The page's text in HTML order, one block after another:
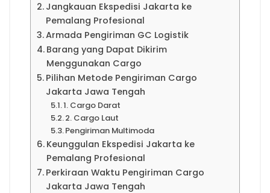
Jangkauan Ekspedisi Jakarta ke
Pemalang Profesional
Armada Pengiriman GC Logistik
Barang yang Dapat Dikirim
Menggunakan Cargo
Pilihan Metode Pengiriman Cargo
Jakarta Jawa Tengah
1. Cargo Darat
2. Cargo Laut
Pengiriman Multimoda
Keunggulan Ekspedisi Jakarta ke
Pemalang Profesional
Perkiraan Waktu Pengiriman Cargo
Jakarta Jawa Tengah